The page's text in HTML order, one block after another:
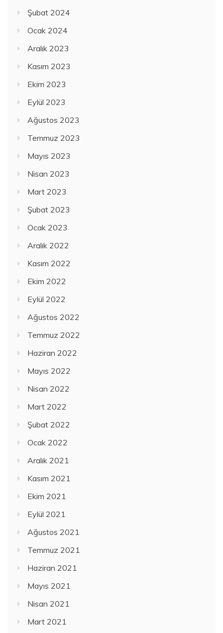
Şubat 2024
Ocak 2024
Aralık 2023
Kasım 2023
Ekim 2023
Eylül 2023
Ağustos 2023
Temmuz 2023
Mayıs 2023
Nisan 2023
Mart 2023
Şubat 2023
Ocak 2023
Aralık 2022
Kasım 2022
Ekim 2022
Eylül 2022
Ağustos 2022
Temmuz 2022
Haziran 2022
Mayıs 2022
Nisan 2022
Mart 2022
Şubat 2022
Ocak 2022
Aralık 2021
Kasım 2021
Ekim 2021
Eylül 2021
Ağustos 2021
Temmuz 2021
Haziran 2021
Mayıs 2021
Nisan 2021
Mart 2021